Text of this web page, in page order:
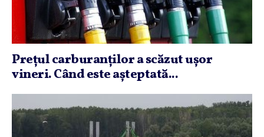
Preţul carburanţilor a scăzut uşor
vineri. Când este aşteptată...